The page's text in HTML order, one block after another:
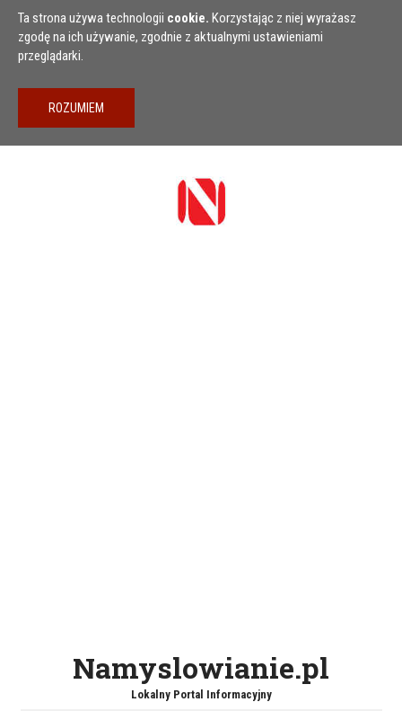
Przejdź do treści
Ta strona używa technologii cookie. Korzystając z niej wyrażasz
zgodę na ich używanie, zgodnie z aktualnymi ustawieniami
przeglądarki.
Namyslowianie.pl
Lokalny Portal Informacyjny